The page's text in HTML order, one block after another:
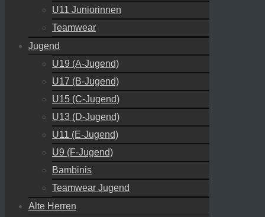
U11 Juniorinnen
Teamwear
Jugend
U19 (A-Jugend)
U17 (B-Jugend)
U15 (C-Jugend)
U13 (D-Jugend)
U11 (E-Jugend)
U9 (F-Jugend)
Bambinis
Teamwear Jugend
Alte Herren